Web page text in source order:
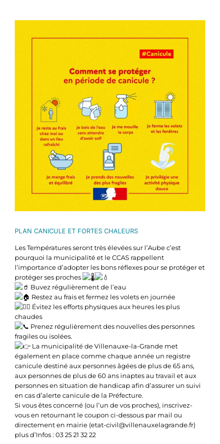
PLAN CANICULE ET FORTES CHALEURS
Les Températures seront très élevées sur l’Aube c’est
pourquoi la municipalité et le CCAS rappellent
l’importance d’adopter les bons réflexes pour se protéger et
protéger ses proches
Buvez régulièrement de l’eau
Restez au frais et fermez les volets en journée
Évitez les efforts physiques aux heures les plus
chaudes
Prenez régulièrement des nouvelles des personnes
fragiles ou isolées.
La municipalité de Villenauxe-la-Grande met
également en place comme chaque année un registre
canicule destiné aux personnes âgées de plus de 65 ans,
aux personnes de plus de 60 ans inaptes au travail et aux
personnes en situation de handicap afin d’assurer un suivi
en cas d’alerte canicule de la Préfecture.
Si vous êtes concerné (ou l’un de vos proches), inscrivez-
vous en retournant le coupon ci-dessous par mail ou
directement en mairie (etat-civil@villenauxelagrande.fr)
plus d’Infos : 03 25 21 32 22